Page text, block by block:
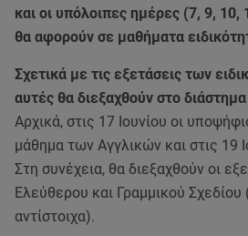
και οι υπόλοιπες ημέρες (7, 9, 10,
θα αφορούν σε μαθήματα
Σχετικά με τις εξετάσεις των
αυτές θα διεξαχθούν στο
Αρχικά, στις 17 Ιουνίου οι
μάθημα των Αγγλικών και στις 19
Στη συνέχεια, θα διεξαχθούν οι
Ελεύθερου και Γραμμικού Σχεδίου
αντίστοιχα).